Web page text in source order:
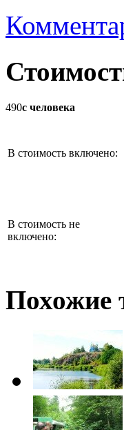
490с человека
В стоимость включено:
В стоимость не
включено:
Похожие